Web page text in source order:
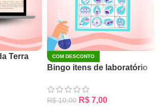
Terra COM DESCONTO
Bingo itens de laboratório
R$10,00 R$ 7,00